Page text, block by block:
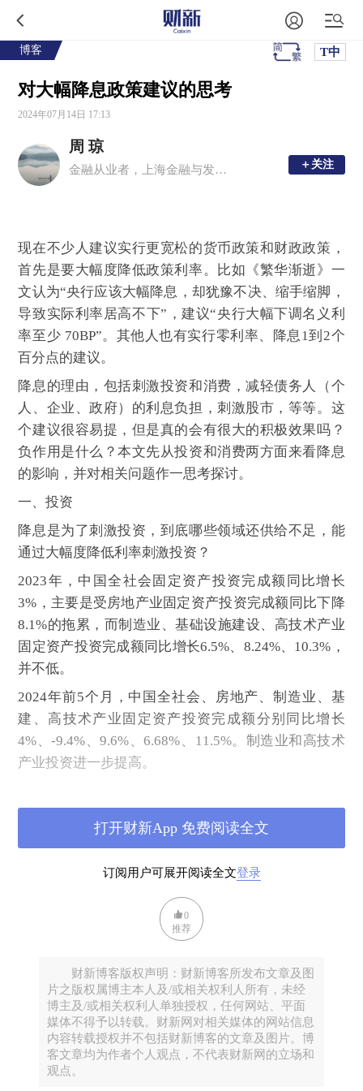
博客 T中
对大幅降息政策建议的思考
2024年07月14日 17:13
周 琼
金融从业者，上海金融与发展实验室特聘高级研究员。微信公众号“玉鉴琼田” ＋关注
＋关注
现在不少人建议实行更宽松的货币政策和财政政策，
首先是要大幅度降低政策利率。比如《繁华渐逝》一
文认为“央行应该大幅降息，却犹豫不决、缩手缩脚，
导致实际利率居高不下”，建议“央行大幅下调名义利
率至少 70BP”。其他人也有实行零利率、降息1到2个
百分点的建议。
降息的理由，包括刺激投资和消费，减轻债务人（个
人、企业、政府）的利息负担，刺激股市，等等。这
个建议很容易提，但是真的会有很大的积极效果吗？
负作用是什么？本文先从投资和消费两方面来看降息
的影响，并对相关问题作一思考探讨。
一、投资
降息是为了刺激投资，到底哪些领域还供给不足，能
通过大幅度降低利率刺激投资？
2023年，中国全社会固定资产投资完成额同比增长
3%，主要是受房地产业固定资产投资完成额同比下降
8.1%的拖累，而制造业、基础设施建设、高技术产业
固定资产投资完成额同比增长6.5%、8.24%、10.3%，
并不低。
2024年前5个月，中国全社会、房地产、制造业、基
建、高技术产业固定资产投资完成额分别同比增长
4%、-9.4%、9.6%、6.68%、11.5%。制造业和高技术
产业投资进一步提高。
术产业固定资产投资完成额分别同比增长5.4%、
9.1%、3.1%、3.33%、17.3%。
2023年和2024年前5个月，制造业和基建固定资产投
资完成额同比增长均高于2019年，高技术产业低于
2019年，但也达到两位数增速了。
订阅用户可展开阅读全文登录
打开财新App 免费阅读全文
0
推荐
财新博客版权声明：财新博客所发布文章及图
片之版权属博主本人及/或相关权利人所有，未经
博主及/或相关权利人单独授权，任何网站、平面
媒体不得予以转载。财新网对相关媒体的网站信息
内容转载授权并不包括财新博客的文章及图片。博
客文章均为作者个人观点，不代表财新网的立场和
观点。